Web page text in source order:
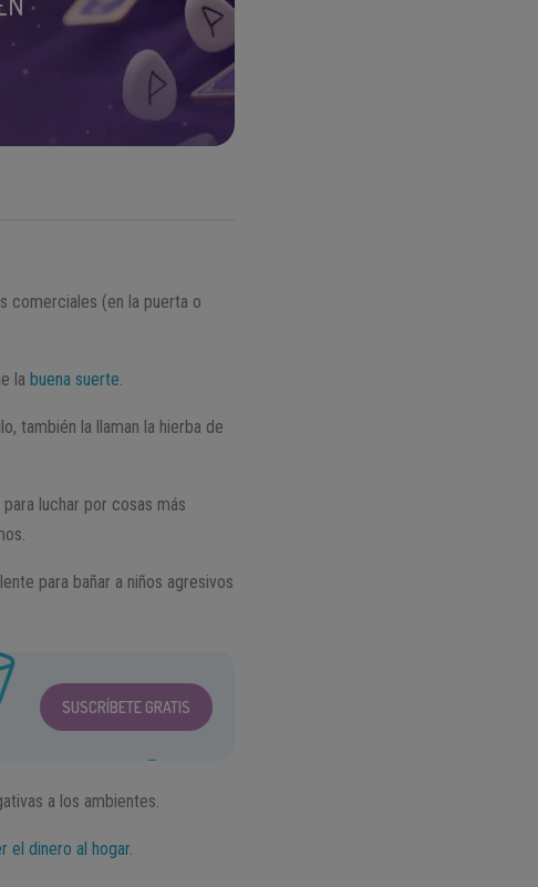
comerciales (en la puerta o
la buena suerte.
también la llaman la hierba de
luchar por cosas más
para bañar a niños agresivos
SUSCRÍBETE GRATIS
a los ambientes.
el dinero al hogar.